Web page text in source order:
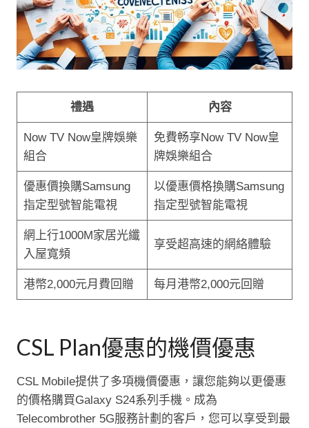
禮遇 內容
Now TV Now皇牌娛樂
組合
免費畅享Now TV Now皇
牌娛樂組合
優惠價換購Samsung
指定型號智能電視
以優惠價格換購Samsung
指定型號智能電視
網上行1000M家居光纖
入屋寬頻
享受超高速的網絡體驗
港幣2,000元月費回贈 每月港幣2,000元回贈
CSL Plan優惠的機價優惠
CSL Mobile提供了多項機價優惠，讓您能夠以更優惠
的價格購買Galaxy S24系列手機。成為
Telecombrother 5G服務計劃的客戶，您可以享受到最